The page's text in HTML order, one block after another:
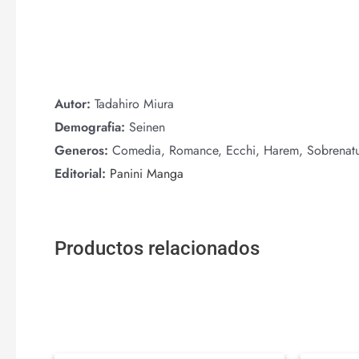
Autor: Tadahiro Miura
Demografia: Seinen
Generos: Comedia, Romance, Ecchi, Harem,
Editorial: Panini Manga
Productos relacionados